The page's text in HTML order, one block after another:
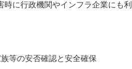
に行政機関やインフラ企業にも
等の安否確認と安全確保